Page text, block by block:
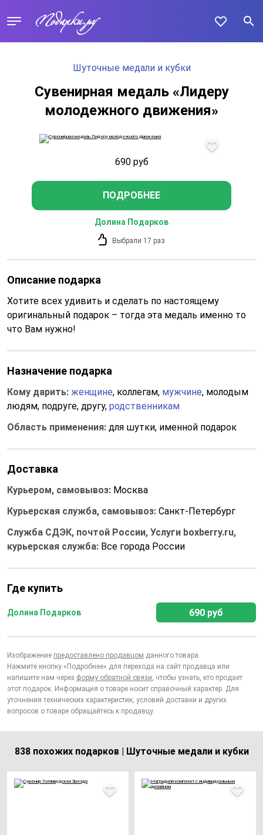
Шуточные медали и кубки
Сувенирная медаль «Лидеру
молодежного движения»
690 руб
ПОДРОБНЕЕ
Долина Подарков
Выбрали 17 раз
Описание подарка
Хотите всех удивить и сделать по настоящему
оригинальный подарок – тогда эта медаль именно то
что Вам нужно!
Назначение подарка
Кому дарить: женщине, коллегам, мужчине, молодым
людям, подруге, другу, родственникам
Область применения: для шутки, именной подарок
Доставка
Курьером, самовывоз: Москва
Курьерская служба, самовывоз: Санкт-Петербург
Служба СДЭК, почтой России, Услуги boxberry.ru,
курьерская служба: Все города России
Где купить
Долина Подарков 690 руб
Изображение предоставлено продавцом данного товара.
Нажмите кнопку «Подробнее» для перехода на сайт продавца или
напишите нам через форму обратной связи, чтобы узнать, кто продает
этот подарок. Информация о товаре носит справочный характер. Для
уточнения технических характеристик, условий доставки и других
вопросов о товаре обращайтесь к продавцу.
838 похожих подарков | Шуточные медали и кубки